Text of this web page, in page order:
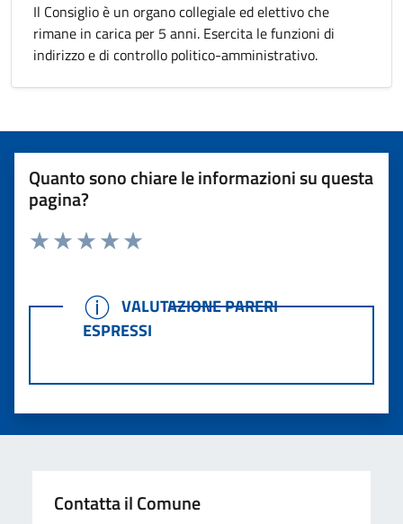
Il Consiglio è un organo collegiale ed elettivo che
rimane in carica per 5 anni. Esercita le funzioni di
indirizzo e di controllo politico-amministrativo.
Quanto sono chiare le informazioni su questa
pagina?
Rating:
VALUTAZIONE PARERI ESPRESSI
VALUTAZIONE PARERI
ESPRESSI
Contatta il Comune